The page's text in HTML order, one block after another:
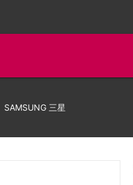
SAMSUNG 三星